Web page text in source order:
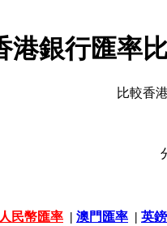
港銀行匯率
比較香
人民幣匯率 | 澳門匯率 | 英